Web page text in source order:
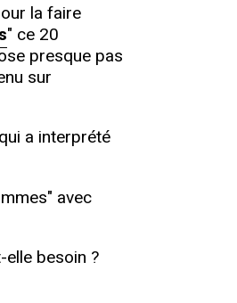
la faire
" ce 20
presque pas
sur
a interprété
avec
besoin ?